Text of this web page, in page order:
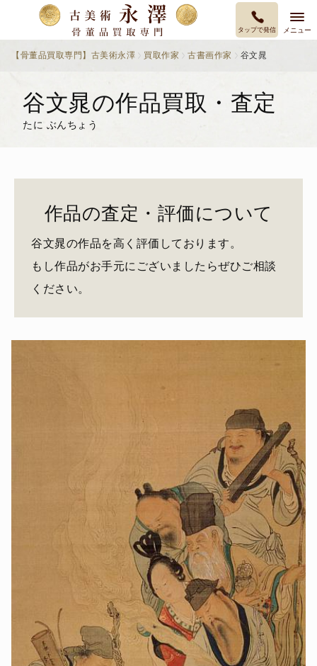
タップで発信 メニュー
【骨董品買取専門】古美術永澤 買取作家 古書画作家 谷文晁
谷文晁の作品買取・査定
たに ぶんちょう
作品の査定・評価について
谷文晁の作品を高く評価しております。
もし作品がお手元にございましたらぜひご相談
ください。